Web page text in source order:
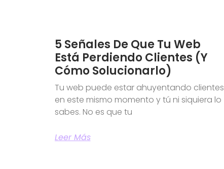
5 Señales De Que Tu Web
Está Perdiendo Clientes (y
Cómo Solucionarlo)
Tu web puede estar ahuyentando clientes
en este mismo momento y tú ni siquiera lo
sabes. No es que tu
Leer Más